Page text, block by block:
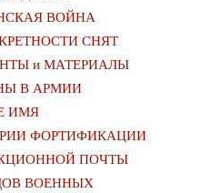
ВОЙНА
СНЯТ
и МАТЕРИАЛЫ
В АРМИИ
ИМЯ
ФОРТИФИКАЦИИ
ПОЧТЫ
ВОЕННЫХ